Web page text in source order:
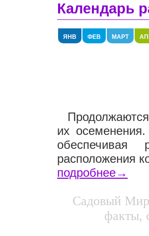
Календарь
ЯНВ ФЕВ МАРТ
их
обеспечивая
расположения
подробнее→
Садовый
факты,